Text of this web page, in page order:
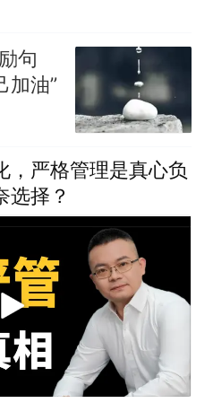
句
加油”
，严格管理是真心负
选择？